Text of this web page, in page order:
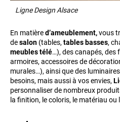
Ligne Design Alsace
En matièred’ameublement,vous
desalon (tables, tables basses,
meubles télé…), des canapés, des
armoires, accessoires de
murales…), ainsi que des
besoins, mais aussi à vos envies,
personnaliser de nombreux
la finition, le coloris, le matériau